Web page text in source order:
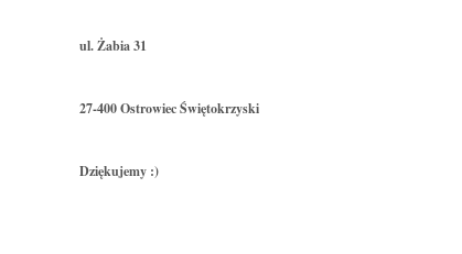
ul. Żabia 31
27-400 Ostrowiec Świętokrzyski
Dziękujemy :)